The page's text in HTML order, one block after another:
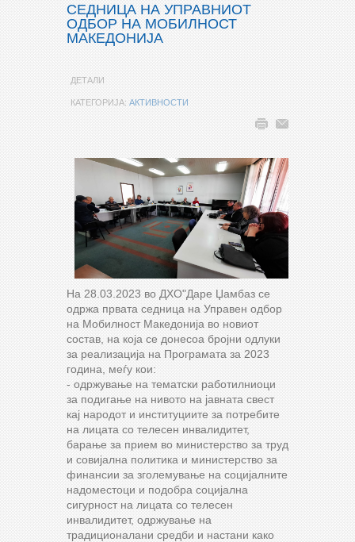
СЕДНИЦА НА УПРАВНИОТ
ОДБОР НА МОБИЛНОСТ
МАКЕДОНИЈА
ДЕТАЛИ
КАТЕГОРИЈА: АКТИВНОСТИ
На 28.03.2023 во ДХО"Даре Џамбаз се
одржа првата седница на Управен одбор
на Мобилност Македонија во новиот
состав, на која се донесоа бројни одлуки
за реализација на Програмата за 2023
година, меѓу кои:
- одржување на тематски работилниоци
за подигање на нивото на јавната свест
кај народот и институциите за потребите
на лицата со телесен инвалидитет,
барање за прием во министерство за труд
и совијална политика и министерство за
финансии за зголемување на социјалните
надоместоци и подобра социјална
сигурност на лицата со телесен
инвалидитет, одржување на
традиционалани средби и настани како